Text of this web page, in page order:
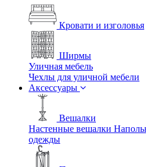
Кровати и изголовья
Ширмы
Уличная мебель
Чехлы для уличной мебели
Аксессуары
Вешалки
Настенные вешалки
одежды